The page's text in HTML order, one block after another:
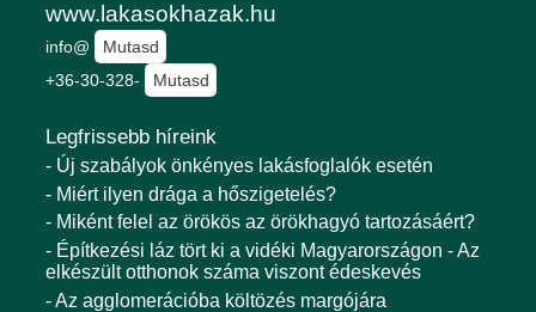
www.lakasokhazak.hu
info@
Mutasd
+36-30-328-
Mutasd
Legfrissebb híreink
- Új szabályok önkényes lakásfoglalók esetén
- Miért ilyen drága a hőszigetelés?
- Miként felel az örökös az örökhagyó tartozásáért?
- Építkezési láz tört ki a vidéki Magyarországon - Az
elkészült otthonok száma viszont édeskevés
- Az agglomerációba költözés margójára